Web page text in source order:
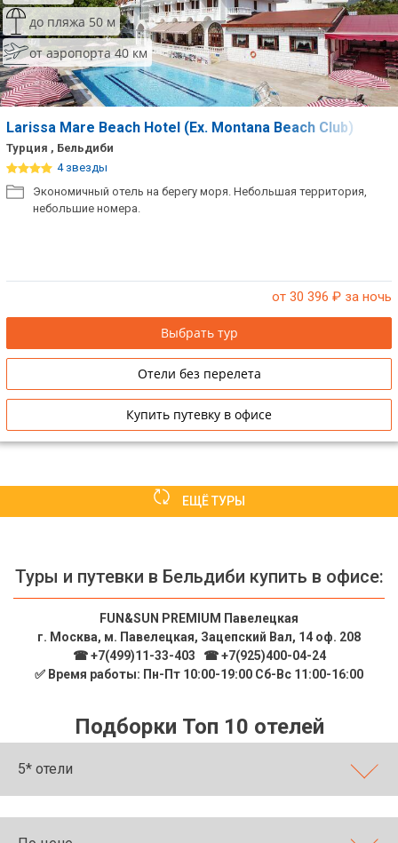
до пляжа 50 м
от аэропорта 40 км
Larissa Mare Beach Hotel (Ex. Montana Beach Club)
Турция , Бельдиби
4 звезды
Экономичный отель на берегу моря. Небольшая территория,
небольшие номера.
от 30 396 ₽ за ночь
Выбрать тур
Отели без перелета
Купить путевку в офисе
ЕЩЁ ТУРЫ
Туры и путевки в Бельдиби купить в офисе:
FUN&SUN PREMIUM Павелецкая
г. Москва, м. Павелецкая, Зацепский Вал, 14 оф. 208
☎ +7(499)11-33-403
☎ +7(925)400-04-24
✅ Время работы: Пн-Пт 10:00-19:00 Сб-Вс 11:00-16:00
Подборки Топ 10 отелей
5* отели